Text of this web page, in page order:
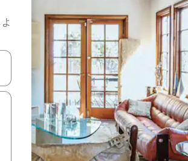
動するか、画面をタッチまたはスワイプして